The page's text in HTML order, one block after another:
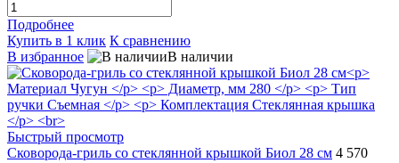
Подробнее
Купить в 1 клик К сравнению
В избранное
В наличии
Быстрый просмотр
Сковорода-гриль со стеклянной крышкой Биол 28 см 4 570